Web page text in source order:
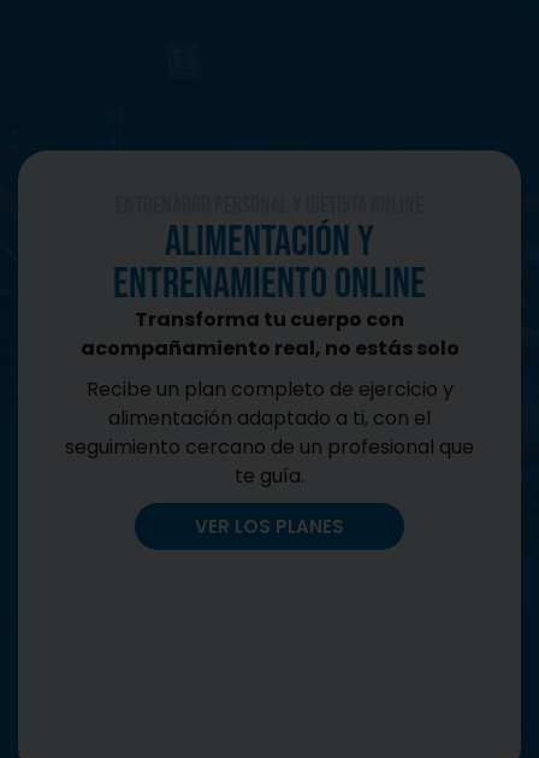
Alimentación y
entrenamiento online
Transforma tu cuerpo con
acompañamiento real, no estás solo
Recibe un plan completo de ejercicio y
alimentación adaptado a ti, con el
seguimiento cercano de un profesional que
te guía.
VER LOS PLANES